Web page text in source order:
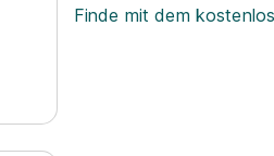
Finde mit dem